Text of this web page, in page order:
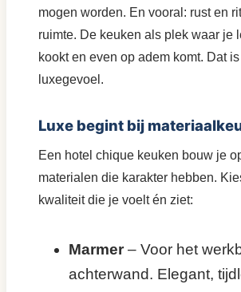
mogen worden. En vooral: rust en
ruimte. De keuken als plek waar je
kookt en even op adem komt. Dat
luxegevoel.
Luxe begint bij
Een hotel chique keuken bouw je
materialen die karakter hebben.
kwaliteit die je voelt én ziet:
Marmer – Voor het
achterwand. Elegant,